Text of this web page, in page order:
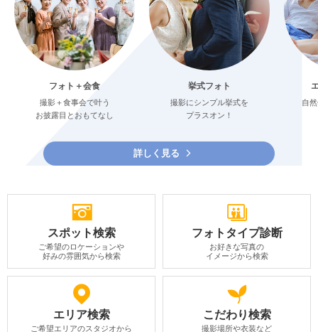
フォト＋会食
撮影＋食事会で叶う
お披露目とおもてなし
挙式フォト
撮影にシンプル挙式を
プラスオン！
自
詳しく見る
スポット検索
ご希望のロケーションや
好みの雰囲気から検索
フォトタイプ診断
お好きな写真の
イメージから検索
エリア検索
ご希望エリアのスタジオから
こだわり検索
撮影場所や衣装など